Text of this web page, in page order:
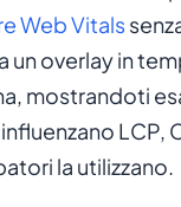
Web Vitals
un overlay in
mostrandoti
LCP,
la utilizzano.